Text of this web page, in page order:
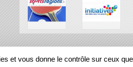
et vous donne le contrôle sur ceux